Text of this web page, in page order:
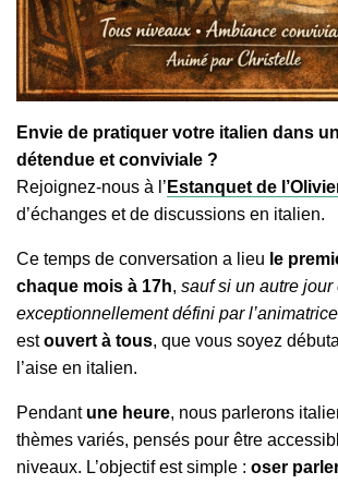
Envie de pratiquer votre italien dans
détendue et conviviale ?
Rejoignez-nous à l’ Estanquet de
d’échanges et de discussions en italien.
Ce temps de conversation a lieu le
chaque mois à 17h, sauf si un autre jour
exceptionnellement défini par l’animatrice
estouvert à tous, que vous soyez
l’aise en italien.
Pendant une heure, nous parlerons
thèmes variés, pensés pour être
niveaux. L’objectif est simple : oser